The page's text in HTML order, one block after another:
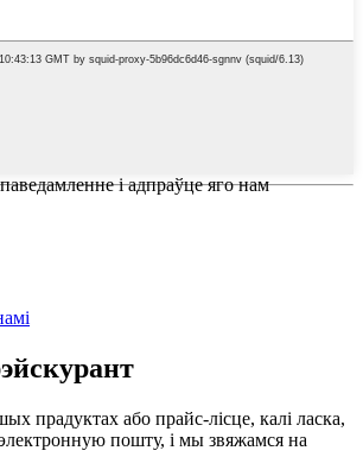
і адпраўце яго нам
прадуктах або прайс-лісце, калі ласка,
пошту, і мы звяжамся на